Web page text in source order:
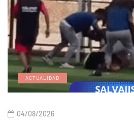
ACTUALIDAD
04/08/2026